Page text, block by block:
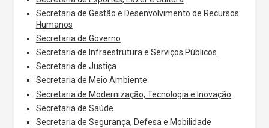
Secretaria de Gestão e Desenvolvimento de Recursos
Humanos
Secretaria de Governo
Secretaria de Infraestrutura e Serviços Públicos
Secretaria de Justiça
Secretaria de Meio Ambiente
Secretaria de Modernização, Tecnologia e Inovação
Secretaria de Saúde
Secretaria de Segurança, Defesa e Mobilidade